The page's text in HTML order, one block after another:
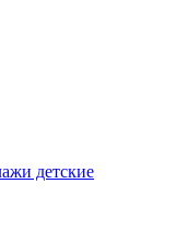
детские